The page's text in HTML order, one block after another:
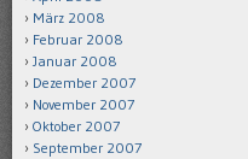
März 2008
Februar 2008
Januar 2008
Dezember 2007
November 2007
Oktober 2007
September 2007